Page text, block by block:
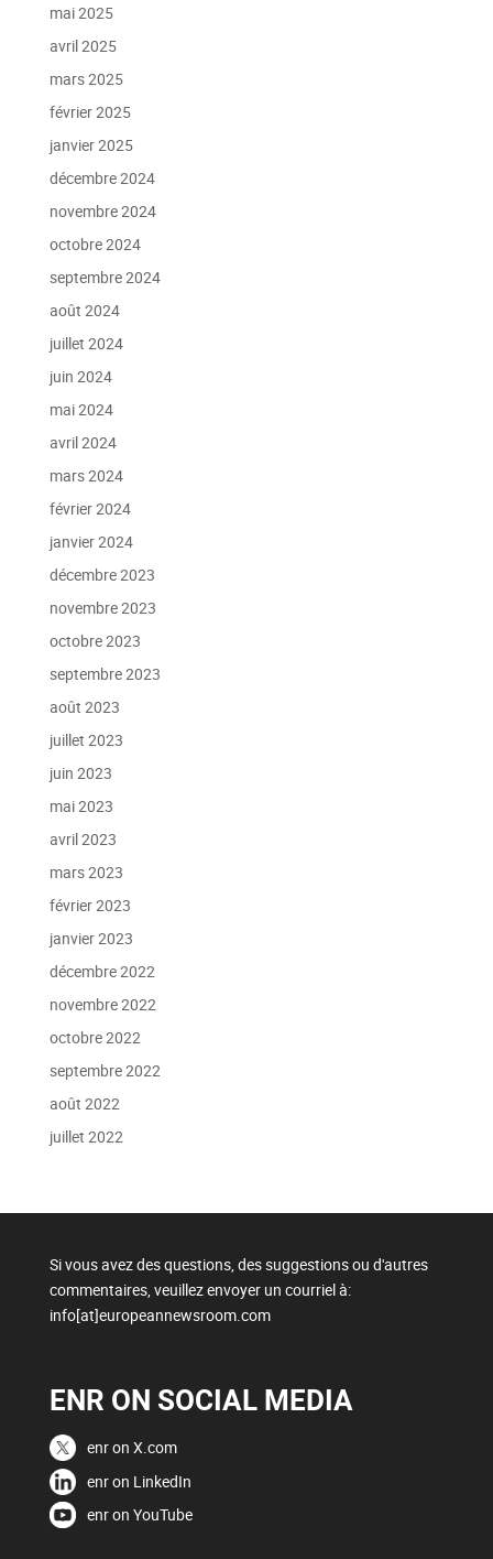
mai 2025
avril 2025
mars 2025
février 2025
janvier 2025
décembre 2024
novembre 2024
octobre 2024
septembre 2024
août 2024
juillet 2024
juin 2024
mai 2024
avril 2024
mars 2024
février 2024
janvier 2024
décembre 2023
novembre 2023
octobre 2023
septembre 2023
août 2023
juillet 2023
juin 2023
mai 2023
avril 2023
mars 2023
février 2023
janvier 2023
décembre 2022
novembre 2022
octobre 2022
septembre 2022
août 2022
juillet 2022
Si vous avez des questions, des suggestions ou d'autres
commentaires, veuillez envoyer un courriel à:
info[at]europeannewsroom.com
ENR ON SOCIAL MEDIA
enr on X.com
enr on LinkedIn
enr on YouTube